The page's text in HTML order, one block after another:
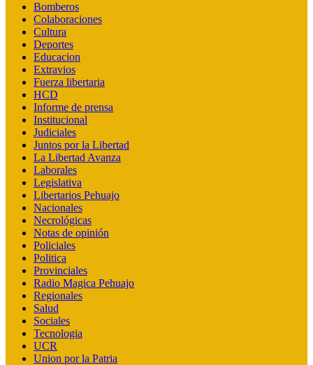
Bomberos
Colaboraciones
Cultura
Deportes
Educacion
Extravios
Fuerza libertaria
HCD
Informe de prensa
Institucional
Judiciales
Juntos por la Libertad
La Libertad Avanza
Laborales
Legislativa
Libertarios Pehuajo
Nacionales
Necrológicas
Notas de opinión
Policiales
Politica
Provinciales
Radio Magica Pehuajo
Regionales
Salud
Sociales
Tecnologia
UCR
Union por la Patria